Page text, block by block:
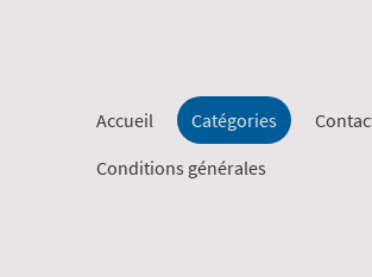
Accueil Catégories
Conditions générales